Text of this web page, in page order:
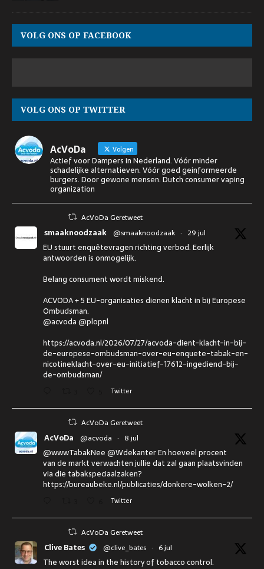
VOLG ONS OP FACEBOOK
VOLG ONS OP TWITTER
AcVoDa Volgen
Actief voor Dampers in Nederland. Vóór minder
schadelijke alternatieven. Vóór goed geinformeerde
burgers. Door gewone mensen. Dutch consumer vaping
organization
AcVoDa Geretweet
smaaknoodzaak @smaaknoodzaak · 29 jul
EU stuurt enquêtevragen richting verbod. Eerlijk
antwoorden is onmogelijk.
Belang consument wordt miskend.
ACVODA + 5 EU-organisaties dienen klacht in bij Europese
Ombudsman.
@acvoda @plopnl
https://acvoda.nl/2026/07/27/acvoda-dient-klacht-in-bij-
de-europese-ombudsman-over-eu-enquete-tabak-en-
nicotineklacht-over-eu-initiatief-17612-ingediend-bij-
de-ombudsman/
Twitter
AcVoDa Geretweet
AcVoDa @acvoda · 8 jul
@wwwTabakNee @Wdekanter En hoeveel procent
van de markt verwachten jullie dat zal gaan plaatsvinden
via die tabakspeciaalzaken?
https://bureaubeke.nl/publicaties/donkere-wolken-2/
Twitter
AcVoDa Geretweet
Clive Bates @clive_bates · 6 jul
The worst idea in the history of tobacco control.